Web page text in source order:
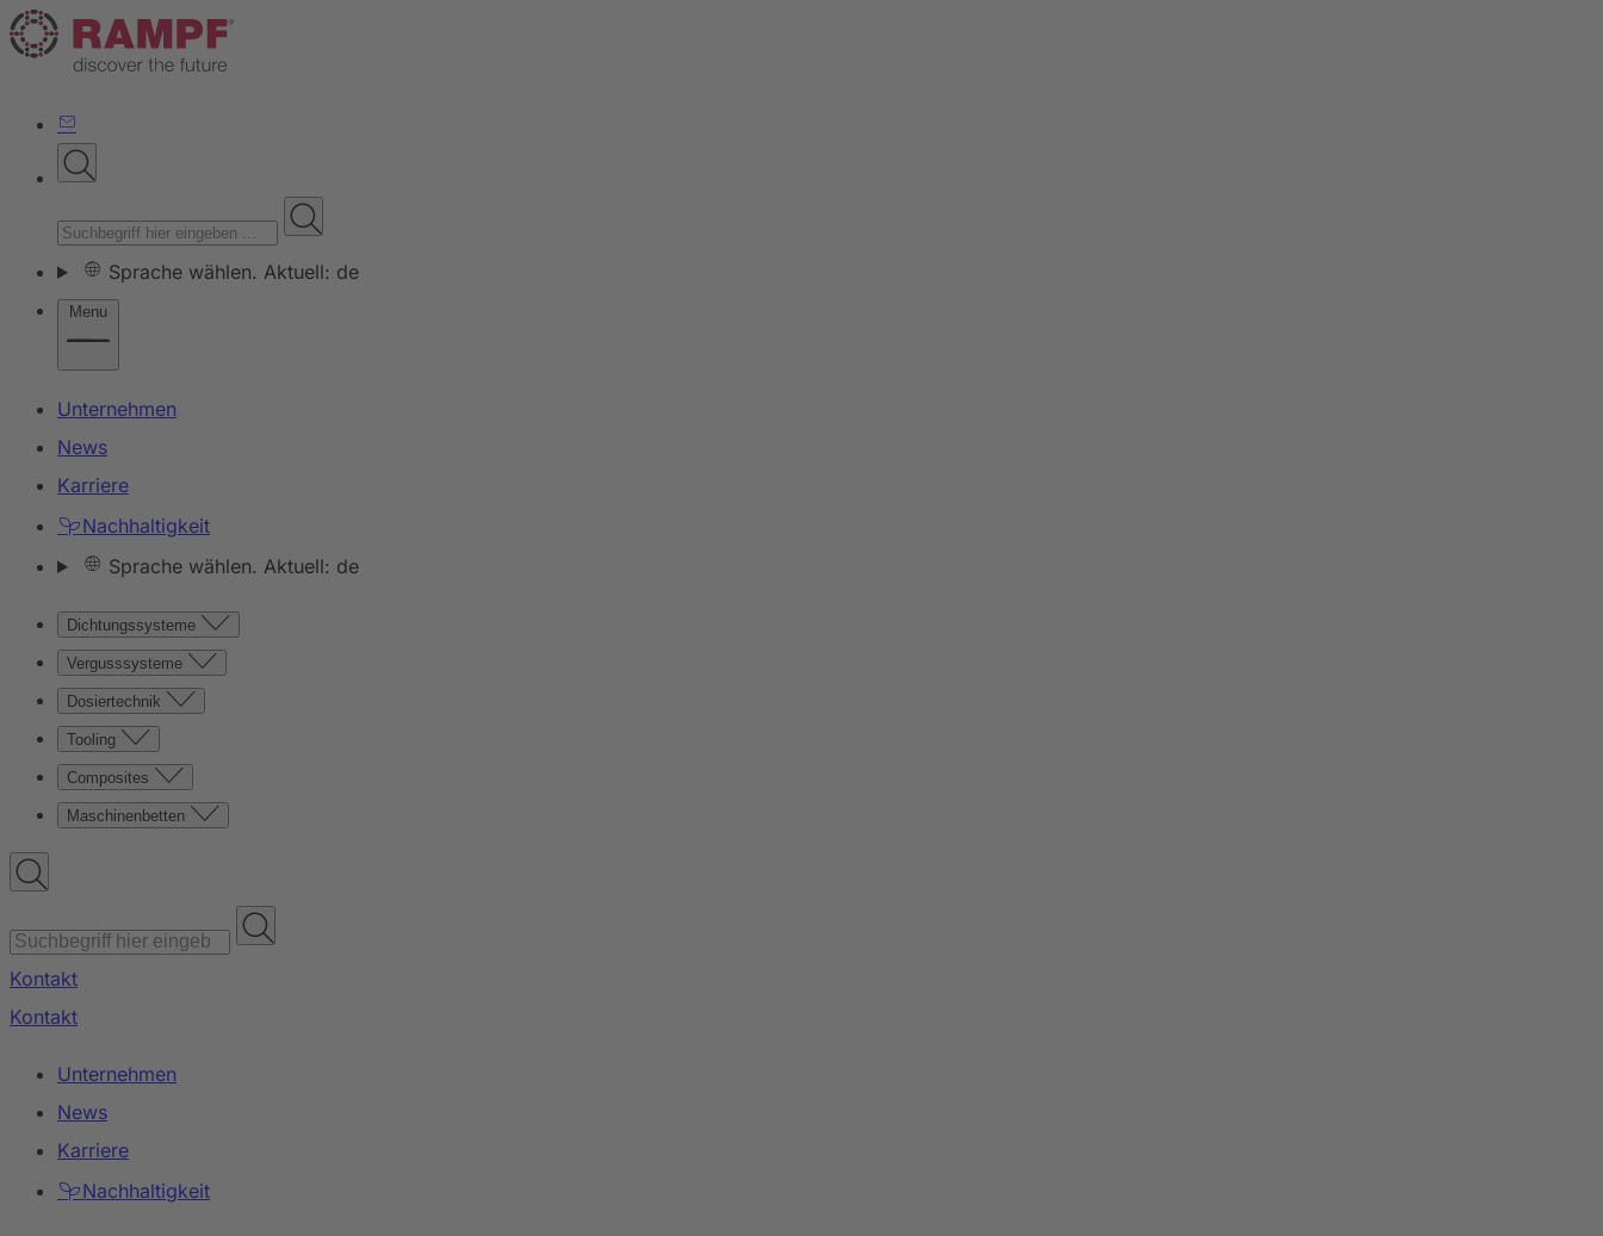
Sprache wählen. Aktuell: de
Menu
Unternehmen
News
Karriere
Nachhaltigkeit
Sprache wählen. Aktuell: de
Dichtungssysteme
Vergusssysteme
Dosiertechnik
Tooling
Composites
Maschinenbetten
Kontakt
Kontakt
Unternehmen
News
Karriere
Nachhaltigkeit